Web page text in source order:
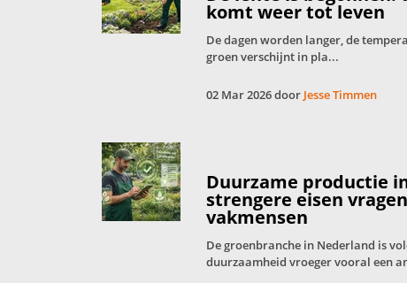
komt weer tot leven
De dagen worden langer, de
groen verschijnt in pla...
02 Mar 2026 door Jesse Timmen
Duurzame productie
strengere eisen
vakmensen
De groenbranche in Nederland is
duurzaamheid vroeger vooral een